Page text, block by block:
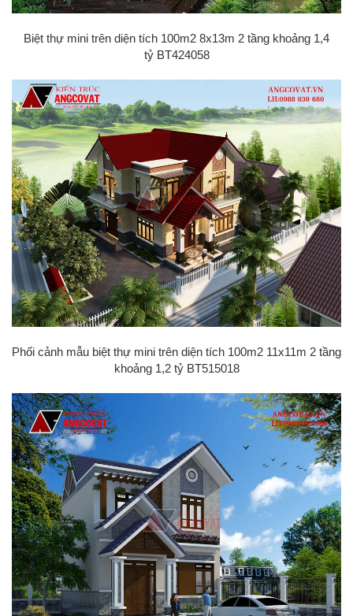
Biệt thự mini trên diện tích 100m2 8x13m 2 tầng khoảng 1,4
tỷ BT424058
Phối cảnh mẫu biệt thự mini trên diện tích 100m2 11x11m 2 tầng
khoảng 1,2 tỷ BT515018